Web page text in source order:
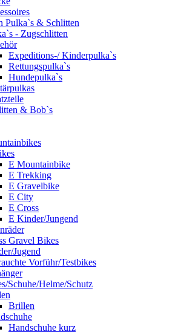
Pulka`s & Schlitten
- Zugschlitten
Expeditions-/ Kinderpulka`s
Rettungspulka`s
Hundepulka`s
& Bob`s
E Mountainbike
E Trekking
E Gravelbike
E City
E Cross
E Kinder/Jungend
Gravel Bikes
Jugend
Vorführ/Testbikes
Schuhe/Helme/Schutz
Brillen
Handschuhe kurz